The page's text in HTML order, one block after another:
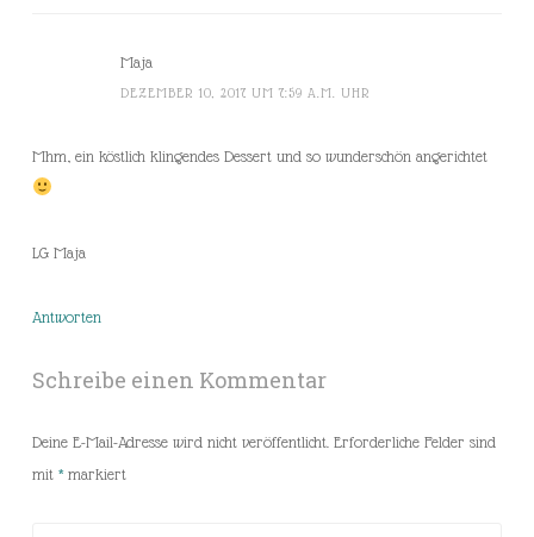
Maja
DEZEMBER 10, 2017 UM 7:59 A.M. UHR
Mhm, ein köstlich klingendes Dessert und so wunderschön angerichtet
LG Maja
Antworten
Schreibe einen Kommentar
Deine E-Mail-Adresse wird nicht veröffentlicht. Erforderliche Felder sind
mit *markiert